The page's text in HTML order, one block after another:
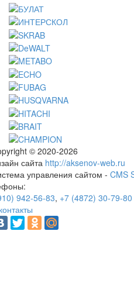
© 2020-2026
сайта http://aksenov-web.ru
управления сайтом - CMS
942-56-83, +7 (4872) 30-79-80